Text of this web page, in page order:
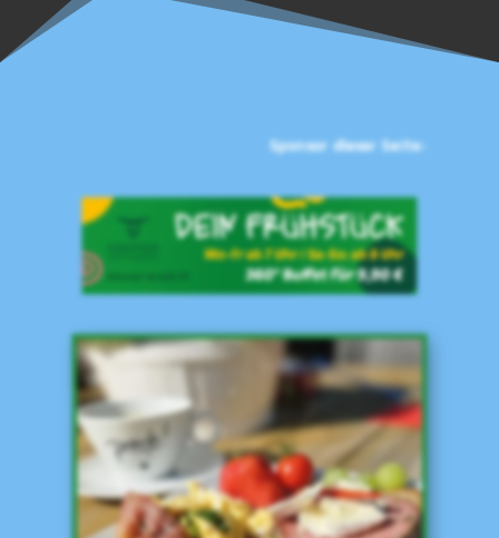
Sponsor dieser Seite: